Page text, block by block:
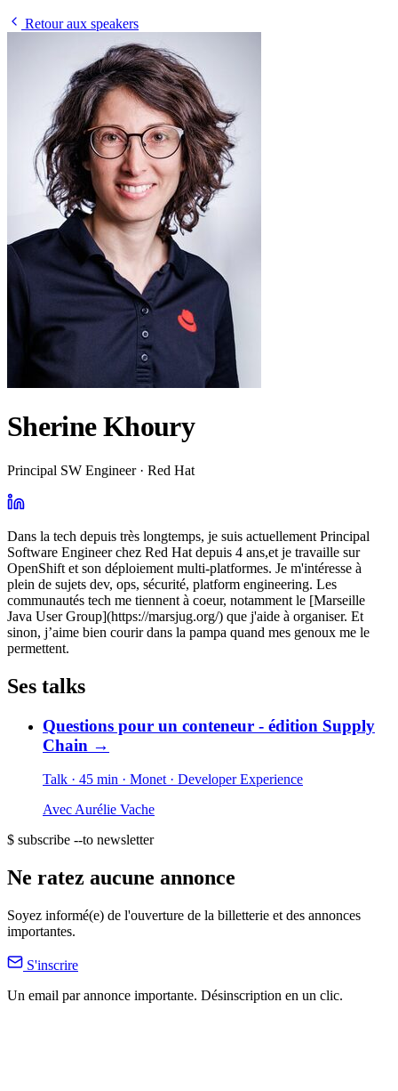
Retour aux speakers
Sherine Khoury
Principal SW Engineer · Red Hat
Dans la tech depuis très longtemps, je suis actuellement Principal
Software Engineer chez Red Hat depuis 4 ans,et je travaille sur
OpenShift et son déploiement multi-platformes. Je m'intéresse à
plein de sujets dev, ops, sécurité, platform engineering. Les
communautés tech me tiennent à coeur, notamment le [Marseille
Java User Group](https://marsjug.org/) que j'aide à organiser. Et
sinon, j’aime bien courir dans la pampa quand mes genoux me le
permettent.
Ses talks
Questions pour un conteneur - édition Supply
Chain →
Talk · 45 min · Monet · Developer Experience
AvecAurélie Vache
$ subscribe --to newsletter
Ne ratez aucune annonce
Soyez informé(e) de l'ouverture de la billetterie et des annonces
importantes.
S'inscrire
Un email par annonce importante. Désinscription en un clic.